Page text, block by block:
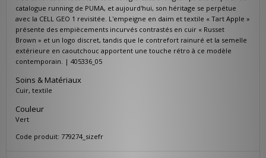
catalogue running de PUMA, et aujourd'hui, son héritage se perpétue
avec la CELL GEO 1 revisitée. L'empeigne en daim et textile « Tart Apple »
présente des empiècements incurvés contrastés en cuir « Russet
Brown » et un logo discret, tandis que le contrefort rainuré et la semelle
extérieure en caoutchouc apportent une touche rétro à ce modèle
contemporain. | 405336_05
Soins & Matériaux
Cuir, textile
Couleur
Vert
Code produit: 779274_sizefr